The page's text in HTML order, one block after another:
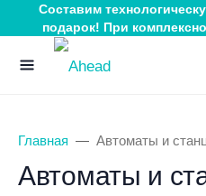
Составим
подарок! При
Главная Автоматы и
Автоматы и